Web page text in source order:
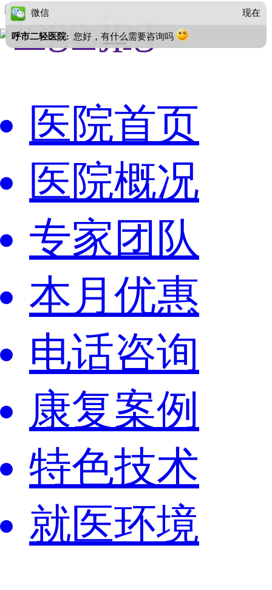
医院首页
医院概况
专家团队
本月优惠
电话咨询
康复案例
特色技术
就医环境
微信 现在
呼市二轻医院: 您好，有什么需要咨询吗